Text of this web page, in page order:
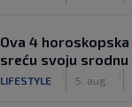
Ova 4
sreću svoju srodnu
LIFESTYLE 5. aug.